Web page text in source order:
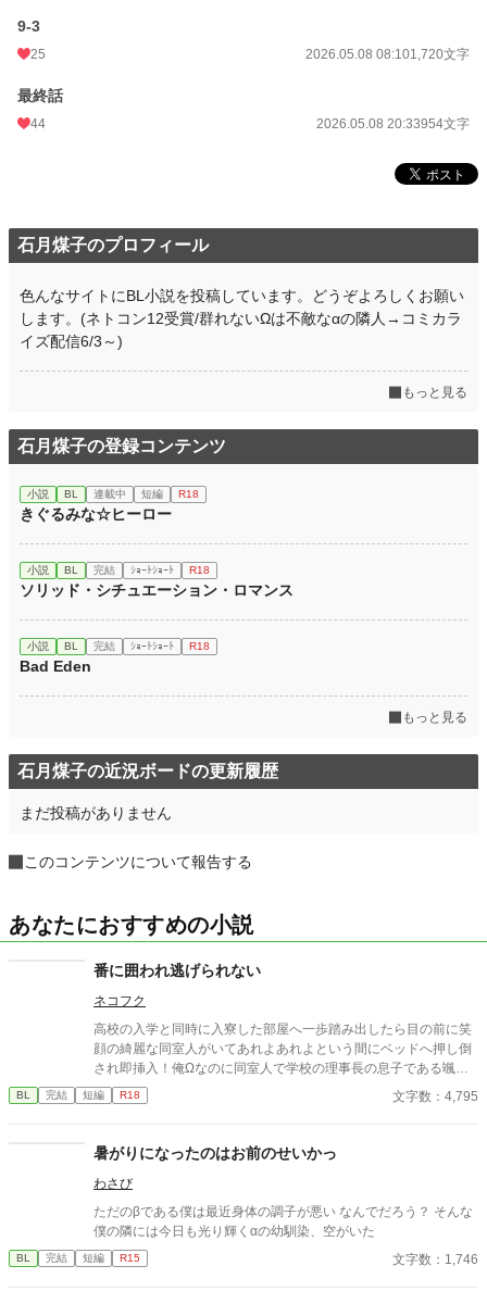
9-3
25 2026.05.08 08:101,720文字
最終話
44 2026.05.08 20:33954文字
石月煤子のプロフィール
色んなサイトにBL小説を投稿しています。どうぞよろしくお願い
します。(ネトコン12受賞/群れないΩは不敵なαの隣人→コミカラ
イズ配信6/3～)
もっと見る
石月煤子の登録コンテンツ
小説 BL 連載中 短編 R18
きぐるみな☆ヒーロー
小説 BL 完結 ｼｮｰﾄｼｮｰﾄ R18
ソリッド・シチュエーション・ロマンス
小説 BL 完結 ｼｮｰﾄｼｮｰﾄ R18
Bad Eden
もっと見る
石月煤子の近況ボードの更新履歴
まだ投稿がありません
このコンテンツについて報告する
あなたにおすすめの小説
番に囲われ逃げられない
ネコフク
高校の入学と同時に入寮した部屋へ一歩踏み出したら目の前に笑
顔の綺麗な同室人がいてあれよあれよという間にベッドへ押し倒
され即挿入！俺Ωなのに同室人で学校の理事長の息子である颯人
と一緒にα寮で生活する事に。「ヒートが来たら噛むから」と宣
言され有言実行され番に。そんなヤベェ奴に捕まったΩとヤベェα
も囲い込もうとする攻めです。オメガバース。
BL 完結 短編 R18 文字数：4,795
暑がりになったのはお前のせいかっ
わさび
ただのβである僕は最近身体の調子が悪い なんでだろう？ そんな
僕の隣には今日も光り輝くαの幼馴染、空がいた
BL 完結 短編 R15 文字数：1,746